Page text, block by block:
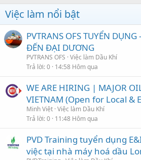
Việc làm nổi bật
PVTRANS OFS TUYỂN
ĐẾN ĐẠI DƯƠNG
PVTRANS OFS Việc làm Dầu Khí
Trả lời 0 14:58 Hôm qua
WE ARE HIRING | MAJOR
VIETNAM (Open for Local &
Minh Việt Việc làm Dầu Khí
Trả lời 0 11:48 Hôm qua
PVD Training tuyển dụng
việc tại nhà máy hoá dầu